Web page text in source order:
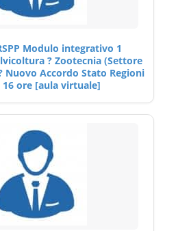
Modulo integrativo 1
? Zootecnia (Settore
Nuovo Accordo Stato Regioni
16 ore [aula virtuale]